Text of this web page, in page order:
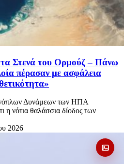
Στενά του Ορμούζ – Πάνω
πέρασαν με ασφάλεια
Δυνάμεων των ΗΠΑ
νότια θαλάσσια δίοδος των
2026